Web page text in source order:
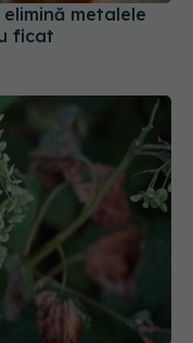
metalele
ficat